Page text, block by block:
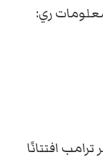
ري:
افتتانًا